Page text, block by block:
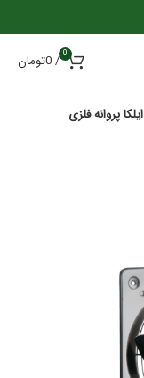
0
/
0تومان
ایلکا پروانه فلزی